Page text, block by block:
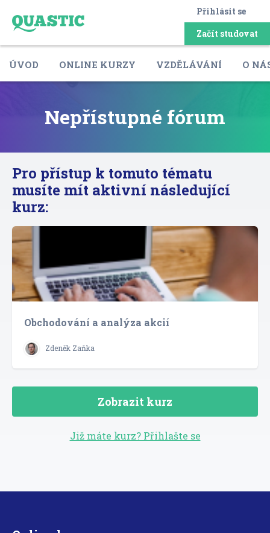
Přihlásit se
Začít studovat
ÚVOD ONLINE KURZY VZDĚLÁVÁNÍ O
Nepřístupné fórum
Pro přístup k tomuto tématu
musíte mít aktivní následující
kurz:
Obchodování a analýza akcií
Zdeněk Zaňka
Zobrazit kurz
Již máte kurz? Přihlašte se